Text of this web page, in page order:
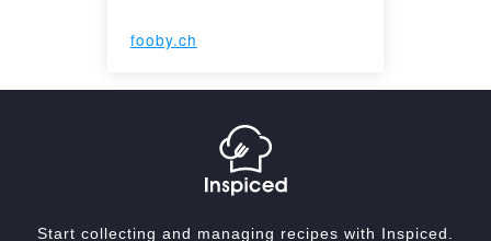
fooby.ch
Start collecting and managing recipes with Inspiced.